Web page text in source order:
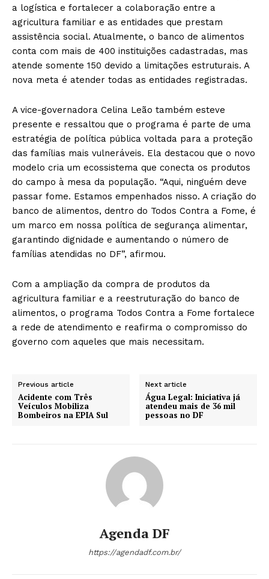
a logística e fortalecer a colaboração entre a
agricultura familiar e as entidades que prestam
assistência social. Atualmente, o banco de alimentos
conta com mais de 400 instituições cadastradas, mas
atende somente 150 devido a limitações estruturais. A
nova meta é atender todas as entidades registradas.
A vice-governadora Celina Leão também esteve
presente e ressaltou que o programa é parte de uma
estratégia de política pública voltada para a proteção
das famílias mais vulneráveis. Ela destacou que o novo
modelo cria um ecossistema que conecta os produtos
do campo à mesa da população. “Aqui, ninguém deve
passar fome. Estamos empenhados nisso. A criação do
banco de alimentos, dentro do Todos Contra a Fome, é
um marco em nossa política de segurança alimentar,
garantindo dignidade e aumentando o número de
famílias atendidas no DF”, afirmou.
Com a ampliação da compra de produtos da
agricultura familiar e a reestruturação do banco de
alimentos, o programa Todos Contra a Fome fortalece
a rede de atendimento e reafirma o compromisso do
governo com aqueles que mais necessitam.
Previous article
Acidente com Três
Veículos Mobiliza
Bombeiros na EPIA Sul
Next article
Água Legal: Iniciativa já
atendeu mais de 36 mil
pessoas no DF
Agenda DF
https://agendadf.com.br/